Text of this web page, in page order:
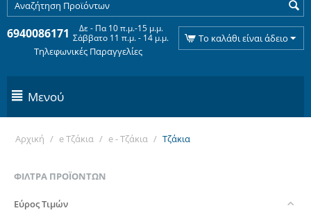
6940086171
Δε - Πα 10 π.μ.-15 μ.μ.
Σάββατο 11 π.μ. - 14 μ.μ.
Τηλεφωνικές Παραγγελίες
Το καλάθι είναι άδειο
Μενού
Αρχική / e Τζάκια / e - Τζάκια / Τζάκια
ΦΊΛΤΡΑ ΠΡΟΪΌΝΤΩΝ
Εύρος Τιμών